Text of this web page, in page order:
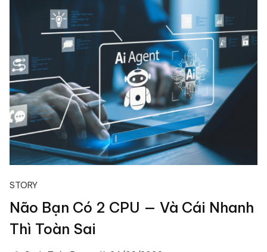
STORY
Não Bạn Có 2 CPU — Và Cái Nhanh
Thì Toàn Sai